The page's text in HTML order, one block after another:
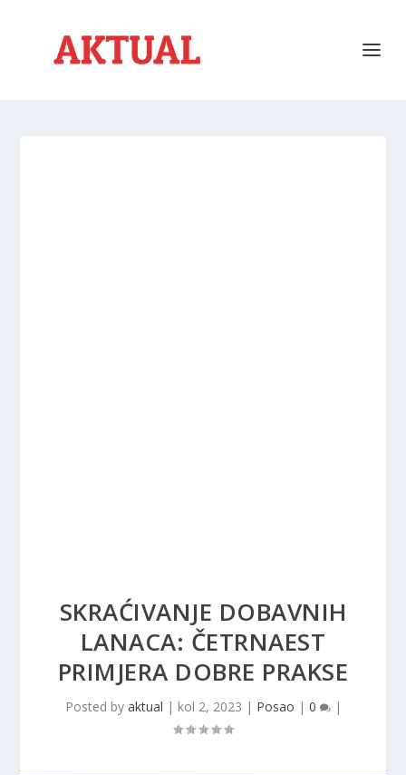
SKRAĆIVANJE DOBAVNIH
LANACA: ČETRNAEST
PRIMJERA DOBRE PRAKSE
Posted by aktual | kol 2, 2023 | Posao | 0 |